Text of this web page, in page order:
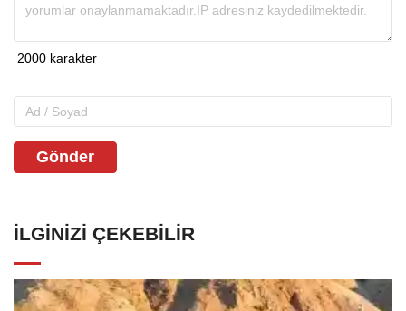
Gönder
İLGINIZI ÇEKEBILIR